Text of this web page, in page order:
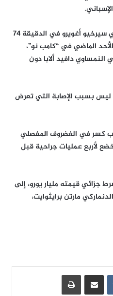
واضطر مدرب برشلونة، الهولندي رونالد كومان إلى استبدال فاتي بالأرجنتيني سيرخيو أغويرو في الدقيقة 74
الماضي في “كامب نو”،
دافيد ألابا دون
ليس بسبب الإصابة التي تعرض
كسر في الغضروف المفصلي
2020 ضد ريال بيتيس، وخضع لأربع عمليات جراحية قبل
الذي مدد الأسبوع الماضي عقده مع برشلونة حتى عام 2027 بشرط جزائي قيمته مليار يورو، إلى
مارتن برايثوايت،
مشاركة عبر البريد طباعة